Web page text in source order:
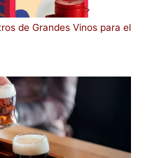
de Grandes Vinos para el